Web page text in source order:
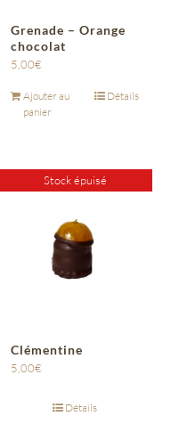
Grenade – Orange
chocolat
5,00€
Ajouter au
panier
Détails
Stock épuisé
Clémentine
5,00€
Détails